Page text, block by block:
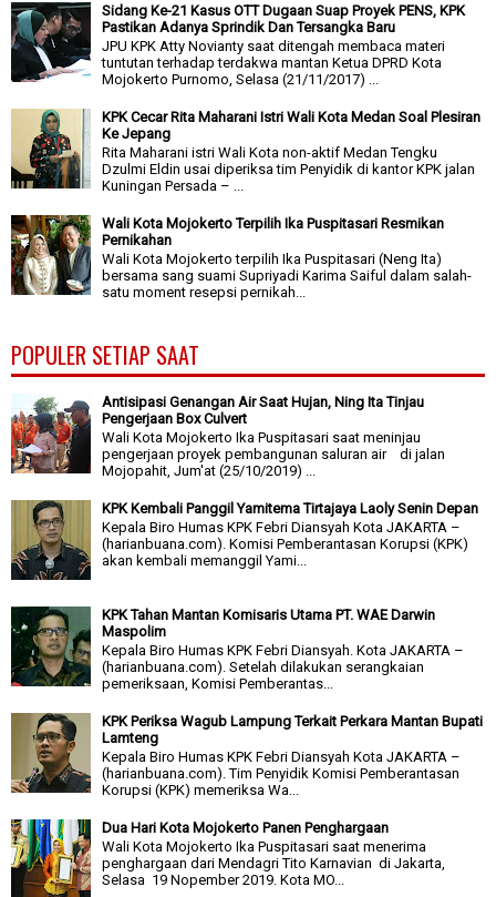
Sidang Ke-21 Kasus OTT Dugaan Suap Proyek PENS, KPK
Pastikan Adanya Sprindik Dan Tersangka Baru
JPU KPK Atty Novianty saat ditengah membaca materi
tuntutan terhadap terdakwa mantan Ketua DPRD Kota
Mojokerto Purnomo, Selasa (21/11/2017) ...
KPK Cecar Rita Maharani Istri Wali Kota Medan Soal Plesiran
Ke Jepang
Rita Maharani istri Wali Kota non-aktif Medan Tengku
Dzulmi Eldin usai diperiksa tim Penyidik di kantor KPK jalan
Kuningan Persada – ...
Wali Kota Mojokerto Terpilih Ika Puspitasari Resmikan
Pernikahan
Wali Kota Mojokerto terpilih Ika Puspitasari (Neng Ita)
bersama sang suami Supriyadi Karima Saiful dalam salah-
satu moment resepsi pernikah...
POPULER SETIAP SAAT
Antisipasi Genangan Air Saat Hujan, Ning Ita Tinjau
Pengerjaan Box Culvert
Wali Kota Mojokerto Ika Puspitasari saat meninjau
pengerjaan proyek pembangunan saluran air di jalan
Mojopahit, Jum'at (25/10/2019) ...
KPK Kembali Panggil Yamitema Tirtajaya Laoly Senin Depan
Kepala Biro Humas KPK Febri Diansyah Kota JAKARTA –
(harianbuana.com). Komisi Pemberantasan Korupsi (KPK)
akan kembali memanggil Yami...
KPK Tahan Mantan Komisaris Utama PT. WAE Darwin
Maspolim
Kepala Biro Humas KPK Febri Diansyah. Kota JAKARTA –
(harianbuana.com). Setelah dilakukan serangkaian
pemeriksaan, Komisi Pemberantas...
KPK Periksa Wagub Lampung Terkait Perkara Mantan Bupati
Lamteng
Kepala Biro Humas KPK Febri Diansyah Kota JAKARTA –
(harianbuana.com). Tim Penyidik Komisi Pemberantasan
Korupsi (KPK) memeriksa Wa...
Dua Hari Kota Mojokerto Panen Penghargaan
Wali Kota Mojokerto Ika Puspitasari saat menerima
penghargaan dari Mendagri Tito Karnavian di Jakarta,
Selasa 19 Nopember 2019. Kota MO...